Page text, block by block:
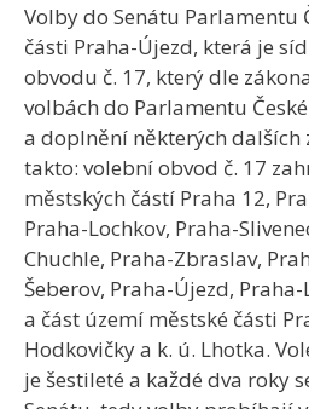
Volby do Senátu Parlamentu
části Praha-Újezd, která je
obvodu č. 17, který dle
volbách do Parlamentu
a doplnění některých dalších
takto: volební obvod č. 17
městských částí Praha 12,
Praha-Lochkov, Praha-
Chuchle, Praha-Zbraslav,
Šeberov, Praha-Újezd,
a část území městské části
Hodkovičky a k. ú. Lhotka.
je šestileté a každé dva roky